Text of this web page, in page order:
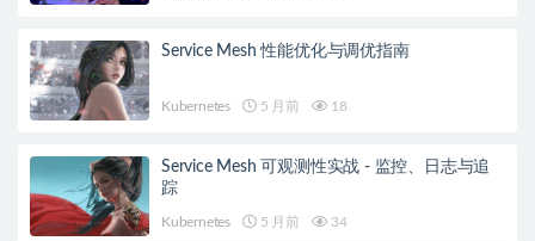
Service Mesh 性能优化与调优指南
Kubernetes 5 月前 18
Service Mesh 可观测性实战 - 监控、日志与追
踪
Kubernetes 5 月前 34